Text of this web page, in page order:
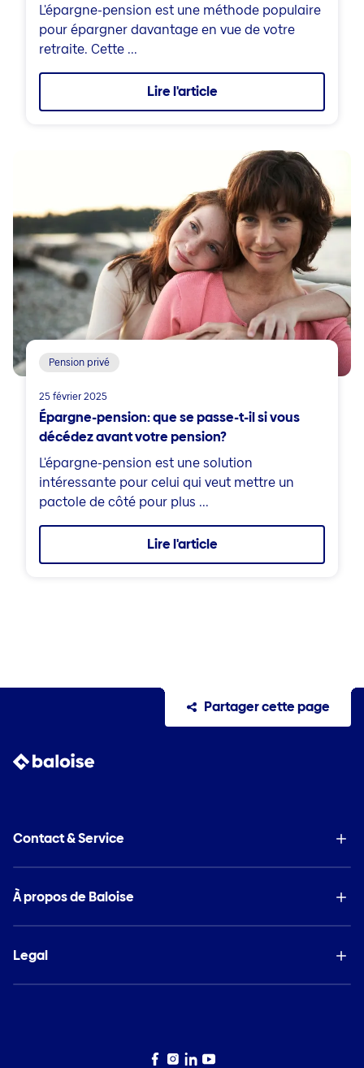
L'épargne-pension est une méthode populaire
pour épargner davantage en vue de votre
retraite. Cette ...
Lire l'article
Pension privé
25 février 2025
Épargne-pension: que se passe-t-il si vous
décédez avant votre pension?
L'épargne-pension est une solution
intéressante pour celui qui veut mettre un
pactole de côté pour plus ...
Lire l'article
Partager cette page
Contact & Service
À propos de Baloise
Legal
Facebook
Instagram
LinkedIn
YouTube